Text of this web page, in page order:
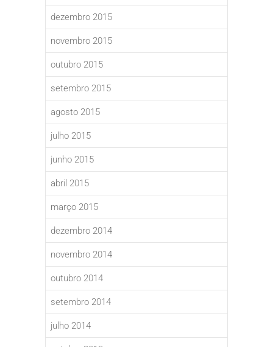
dezembro 2015
novembro 2015
outubro 2015
setembro 2015
agosto 2015
julho 2015
junho 2015
abril 2015
março 2015
dezembro 2014
novembro 2014
outubro 2014
setembro 2014
julho 2014